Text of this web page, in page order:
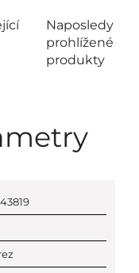
Naposledy
prohlížené
produkty